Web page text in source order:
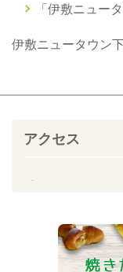
「伊敷ニュー
伊敷ニュータウン
アクセス